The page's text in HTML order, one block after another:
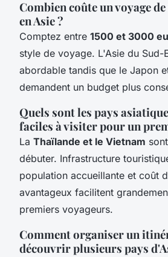
Combien coûte un voyage
en Asie ?
Comptez entre 1500 et 3000
style de voyage. L'Asie du Sud-
abordable tandis que le Japon
demandent un budget plus
Quels sont les pays
faciles à visiter pour un
La Thaïlande et le Vietnam
débuter. Infrastructure
population accueillante et coût
avantageux facilitent
premiers voyageurs.
Comment organiser un
découvrir plusieurs pays